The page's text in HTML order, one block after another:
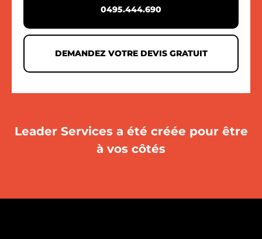
0495.444.690
DEMANDEZ VOTRE DEVIS GRATUIT
Leader Services a été créée pour être
à vos côtés